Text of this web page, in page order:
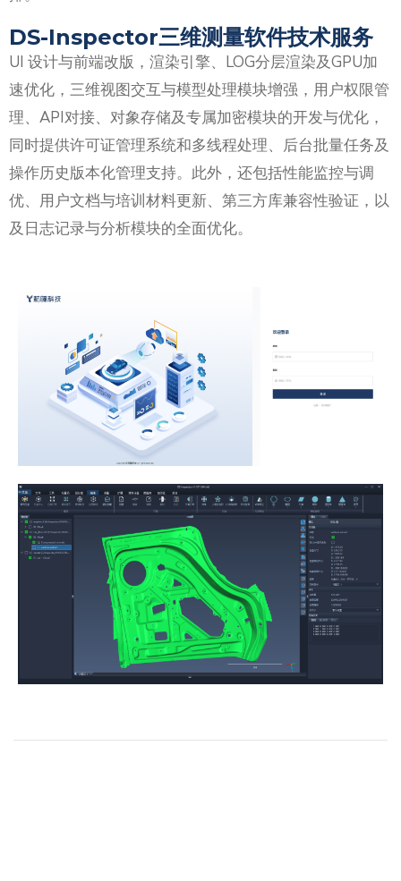
DS-Inspector三维测量软件技术服务
UI 设计与前端改版，渲染引擎、LOG分层渲染及GPU加
速优化，三维视图交互与模型处理模块增强，用户权限管
理、API对接、对象存储及专属加密模块的开发与优化，
同时提供许可证管理系统和多线程处理、后台批量任务及
操作历史版本化管理支持。此外，还包括性能监控与调
优、用户文档与培训材料更新、第三方库兼容性验证，以
及日志记录与分析模块的全面优化。